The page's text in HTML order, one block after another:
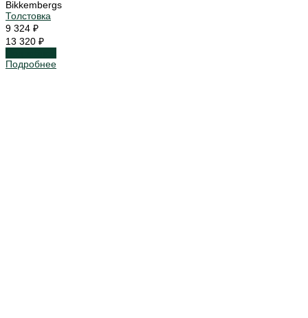
Bikkembergs
Толстовка
9 324 ₽
13 320 ₽
Подробнее